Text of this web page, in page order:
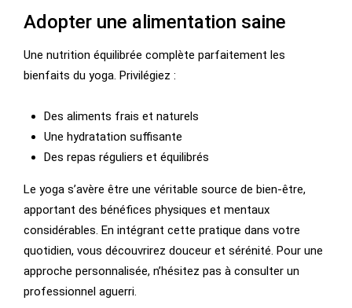
Adopter une alimentation saine
Une nutrition équilibrée complète parfaitement les
bienfaits du yoga. Privilégiez :
Des aliments frais et naturels
Une hydratation suffisante
Des repas réguliers et équilibrés
Le yoga s’avère être une véritable source de bien-être,
apportant des bénéfices physiques et mentaux
considérables. En intégrant cette pratique dans votre
quotidien, vous découvrirez douceur et sérénité. Pour une
approche personnalisée, n’hésitez pas à consulter un
professionnel aguerri.